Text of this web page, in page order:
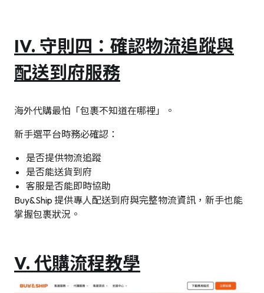
IV. 守則四：確認物流追蹤與
配送到府服務
海外代購最怕「包裹不知道在哪裡」。
新手選平台時務必確認：
是否提供物流追蹤
是否能送貨到府
客服是否能即時協助
Buy&Ship 提供專人配送到府與完整物流資訊，新手也能
掌握包裹狀況。
V. 代購流程教學